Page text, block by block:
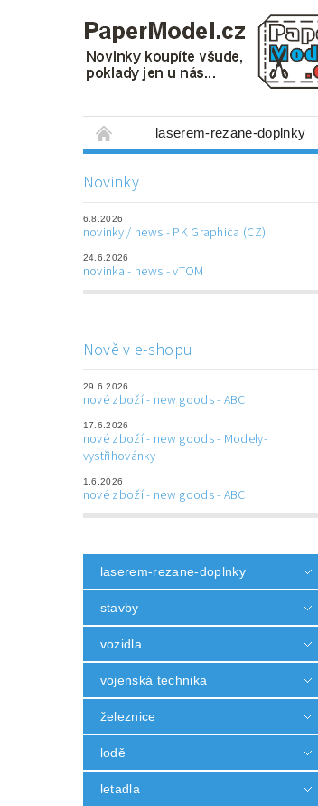
laserem-rezane-doplnky
laserem řezané doplňky
Napište nám
Novinky
6.8.2026
novinky / news - PK Graphica (CZ)
24.6.2026
novinka - news - vTOM
Nově v e-shopu
29.6.2026
nové zboží - new goods - ABC
17.6.2026
nové zboží - new goods - Modely-
vystřihovánky
1.6.2026
nové zboží - new goods - ABC
laserem-rezane-doplnky
stavby
vozidla
vojenská technika
železnice
lodě
letadla